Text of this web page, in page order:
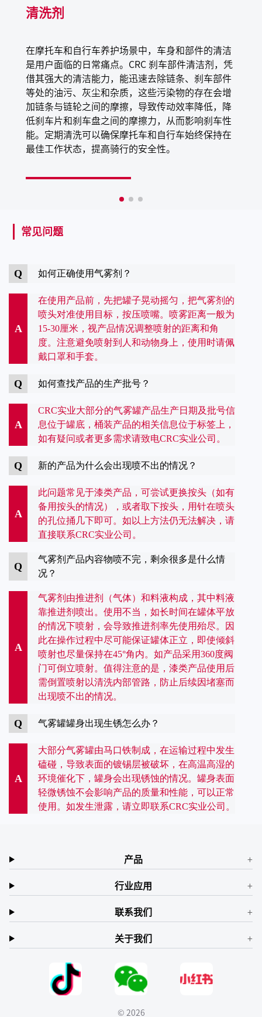
应用场景
适用于设备、工业生产线，汽车维修店、金属制造装配厂
的预防性维保和维修
清洗剂
在摩托车和自行车养护场景中，车身和部件的清洁
是用户面临的日常痛点。CRC 刹车部件清洁剂，凭
借其强大的清洁能力，能迅速去除链条、刹车部件
等处的油污、灰尘和杂质，这些污染物的存在会增
加链条与链轮之间的摩擦，导致传动效率降低，降
低刹车片和刹车盘之间的摩擦力，从而影响刹车性
能。定期清洗可以确保摩托车和自行车始终保持在
最佳工作状态，提高骑行的安全性。
常见问题
Q 如何正确使用气雾剂？
A
在使用产品前，先把罐子晃动摇匀，把气雾剂的
喷头对准使用目标，按压喷嘴。喷雾距离一般为
15-30厘米，视产品情况调整喷射的距离和角
度。注意避免喷射到人和动物身上，使用时请佩
戴口罩和手套。
Q 如何查找产品的生产批号？
A
CRC实业大部分的气雾罐产品生产日期及批号信
息位于罐底，桶装产品的相关信息位于标签上，
如有疑问或者更多需求请致电CRC实业公司。
Q 新的产品为什么会出现喷不出的情况？
A
此问题常见于漆类产品，可尝试更换按头（如有
备用按头的情况），或者取下按头，用针在喷头
的孔位捅几下即可。如以上方法仍无法解决，请
直接联系CRC实业公司。
Q
气雾剂产品内容物喷不完，剩余很多是什么情
况？
A
气雾剂由推进剂（气体）和料液构成，其中料液
靠推进剂喷出。使用不当，如长时间在罐体平放
的情况下喷射，会导致推进剂率先使用殆尽。因
此在操作过程中尽可能保证罐体正立，即使倾斜
喷射也尽量保持在45°角内。如产品采用360度阀
门可倒立喷射。值得注意的是，漆类产品使用后
需倒置喷射以清洗内部管路，防止后续因堵塞而
出现喷不出的情况。
Q 气雾罐罐身出现生锈怎么办？
A
大部分气雾罐由马口铁制成，在运输过程中发生
磕碰，导致表面的镀锡层被破坏，在高温高湿的
环境催化下，罐身会出现锈蚀的情况。罐身表面
轻微锈蚀不会影响产品的质量和性能，可以正常
使用。如发生泄露，请立即联系CRC实业公司。
产品
行业应用
联系我们
关于我们
© 2026